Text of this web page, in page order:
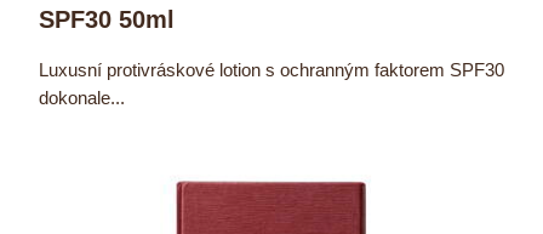
SPF30 50ml
Luxusní protivráskové lotion s ochranným faktorem SPF30
dokonale...